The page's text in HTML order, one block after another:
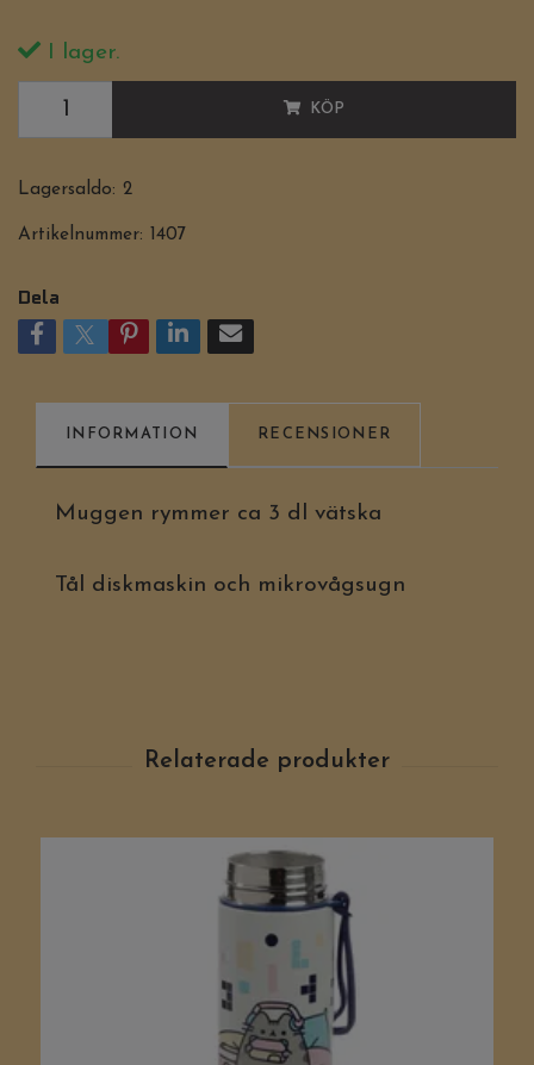
I lager.
KÖP
Lagersaldo: 2
Artikelnummer: 1407
Dela
INFORMATION RECENSIONER
Muggen rymmer ca 3 dl vätska
Tål diskmaskin och mikrovågsugn